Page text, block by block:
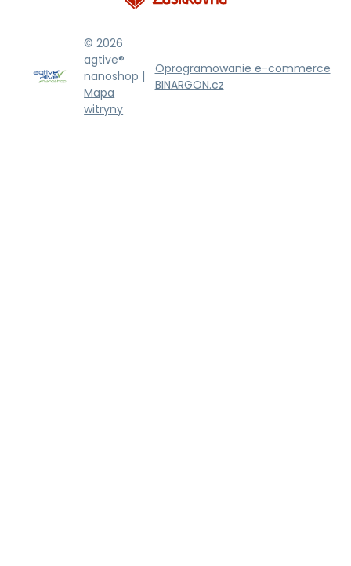
© 2026
agtive®
nanoshop |
Mapa
witryny
Oprogramowanie e-commerce
BINARGON.cz